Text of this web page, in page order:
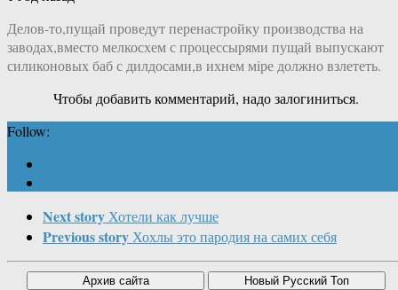
Делов-то,пущай проведут перенастройку производства на
заводах,вместо мелкосхем с процессырями пущай выпускают
силиконовых баб с дилдосами,в ихнем мiре должно взлететь.
Чтобы добавить комментарий, надо залогиниться.
Follow:
Next storyХотели как лучше
Previous storyХохлы это пародия на самих себя